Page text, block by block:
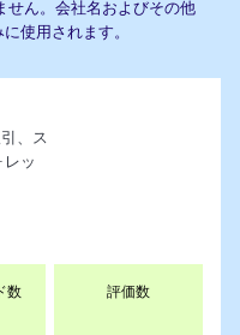
ん。会社名およびその他
使用されます。
、ス
レッ
数 評価数